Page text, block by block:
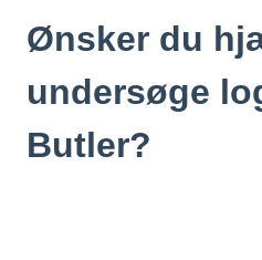
Ønsker du
undersøge
Butler?